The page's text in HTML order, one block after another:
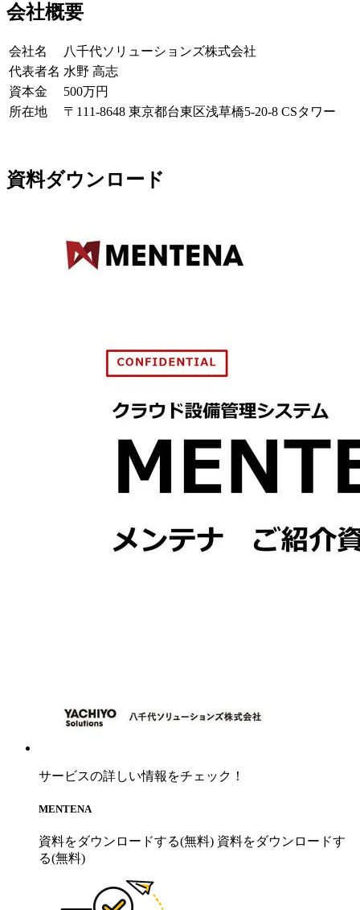
会社概要
会社名
八千代ソリューションズ株式会社
代表者名 水野 高志
資本金
500万円
所在地
〒111-8648 東京都台東区浅草橋5-20-8 CSタワー
資料ダウンロード
サービスの詳しい情報をチェック！
MENTENA
資料をダウンロードする(無料) 資料をダウンロードす
る(無料)